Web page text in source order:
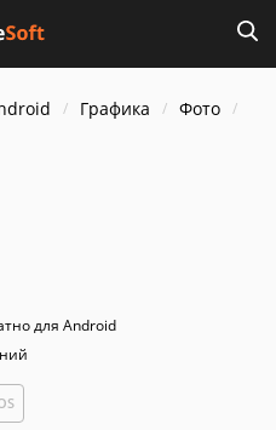
Графика
Фото
для Android